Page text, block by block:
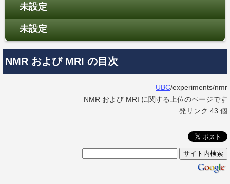
未設定
未設定
NMR および MRI の目次
UBC/experiments/nmr
NMR および MRI に関する上位のページです
発リンク 43 個